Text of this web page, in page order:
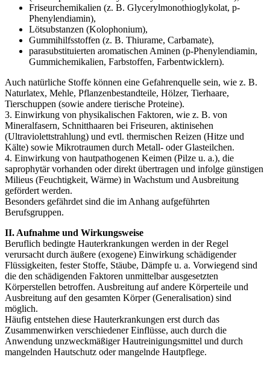
Friseurchemikalien (z. B. Glycerylmonothioglykolat, p-
Phenylendiamin),
Lötsubstanzen (Kolophonium),
Gummihilfsstoffen (z. B. Thiurame, Carbamate),
parasubstituierten aromatischen Aminen (p-Phenylendiamin,
Gummichemikalien, Farbstoffen, Farbentwicklern).
Auch natürliche Stoffe können eine Gefahrenquelle sein, wie z. B.
Naturlatex, Mehle, Pflanzenbestandteile, Hölzer, Tierhaare,
Tierschuppen (sowie andere tierische Proteine).
3. Einwirkung von physikalischen Faktoren, wie z. B. von
Mineralfasern, Schnitthaaren bei Friseuren, aktinisehen
(Ultraviolettstrahlung) und evtl. thermischen Reizen (Hitze und
Kälte) sowie Mikrotraumen durch Metall- oder Glasteilchen.
4. Einwirkung von hautpathogenen Keimen (Pilze u. a.), die
saprophytär vorhanden oder direkt übertragen und infolge günstigen
Milieus (Feuchtigkeit, Wärme) in Wachstum und Ausbreitung
gefördert werden.
Besonders gefährdet sind die im Anhang aufgeführten
Berufsgruppen.
II. Aufnahme und Wirkungsweise
Beruflich bedingte Hauterkrankungen werden in der Regel
verursacht durch äußere (exogene) Einwirkung schädigender
Flüssigkeiten, fester Stoffe, Stäube, Dämpfe u. a. Vorwiegend sind
die den schädigenden Faktoren unmittelbar ausgesetzten
Körperstellen betroffen. Ausbreitung auf andere Körperteile und
Ausbreitung auf den gesamten Körper (Generalisation) sind
möglich.
Häufig entstehen diese Hauterkrankungen erst durch das
Zusammenwirken verschiedener Einflüsse, auch durch die
Anwendung unzweckmäßiger Hautreinigungsmittel und durch
mangelnden Hautschutz oder mangelnde Hautpflege.